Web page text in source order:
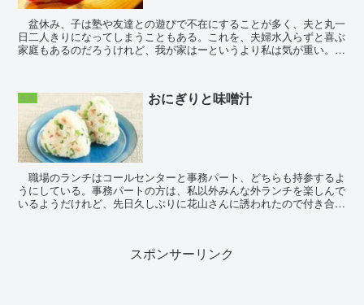
盆休み、子は塾や友達との遊びで不在にすることが多く、夫と丸一
日二人きりになってしまうこともある。これを、夫婦水入らずと喜ぶ
家庭もあるのだろうけれど、我が家はーというより私は気が重い。会
生活 おにぎりと味噌汁
職場のランチはコールセンターと事務パート、どちらも持参するよ
うにしている。事務パートの方は、私以外みんな外ランチを楽しんで
いるようだけれど、先日久しぶりに花山さんに誘われたので付き合い
スポンサーリンク